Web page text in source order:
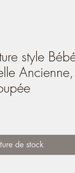
style
Ancienne,
de stock